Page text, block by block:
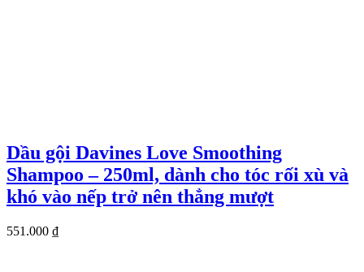
Dầu gội Davines Love Smoothing
Shampoo – 250ml, dành cho tóc rối xù và
khó vào nếp trở nên thẳng mượt
551.000 ₫